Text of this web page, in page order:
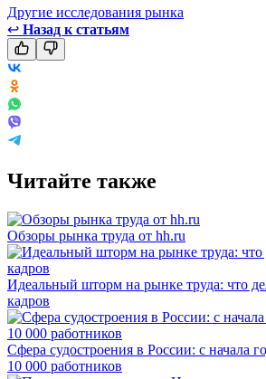
Другие исследования рынка
↩ Назад к статьям
Читайте также
Обзоры рынка труда от hh.ru
Идеальный шторм на рынке труда: что
кадров
Сфера судостроения в России: с начала
10 000 работников